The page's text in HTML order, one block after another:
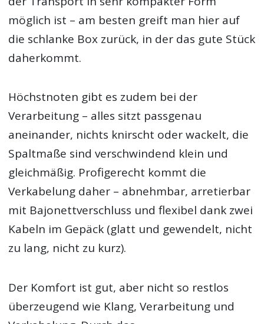
möglich ist – am besten greift man hier auf
die schlanke Box zurück, in der das gute Stück
daherkommt.
Höchstnoten gibt es zudem bei der
Verarbeitung – alles sitzt passgenau
aneinander, nichts knirscht oder wackelt, die
Spaltmaße sind verschwindend klein und
gleichmäßig. Profigerecht kommt die
Verkabelung daher – abnehmbar, arretierbar
mit Bajonettverschluss und flexibel dank zwei
Kabeln im Gepäck (glatt und gewendelt, nicht
zu lang, nicht zu kurz).
Der Komfort ist gut, aber nicht so restlos
überzeugend wie Klang, Verarbeitung und